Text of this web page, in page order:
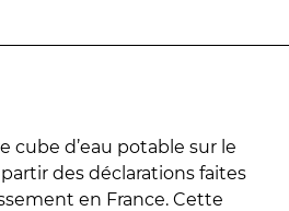
d’eau potable sur le
des déclarations faites
en France. Cette